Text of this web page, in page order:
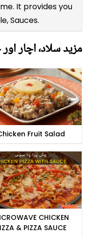
It provides you
Sauces.
مزید سلاد٬ اچار اور چٹنیاں ریسیپیز
Fruit Salad
CHICKEN
& PIZZA SAUCE